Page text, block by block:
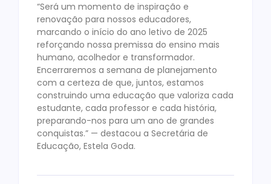
“Será um momento de inspiração e
renovação para nossos educadores,
marcando o início do ano letivo de 2025
reforçando nossa premissa do ensino mais
humano, acolhedor e transformador.
Encerraremos a semana de planejamento
com a certeza de que, juntos, estamos
construindo uma educação que valoriza cada
estudante, cada professor e cada história,
preparando-nos para um ano de grandes
conquistas.” — destacou a Secretária de
Educação, Estela Goda.